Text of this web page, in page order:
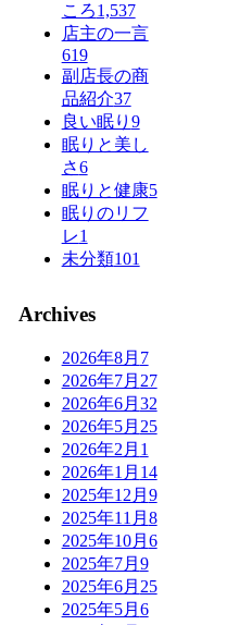
ころ1,537
店主の一言
619
副店長の商
品紹介37
良い眠り 9
眠りと美し
さ6
眠りと健康5
眠りのリフ
レ1
未分類101
Archives
2026年8月 7
2026年7月 27
2026年6月 32
2026年5月 25
2026年2月 1
2026年1月 14
2025年12月 9
2025年11月 8
2025年10月 6
2025年7月 9
2025年6月 25
2025年5月 6